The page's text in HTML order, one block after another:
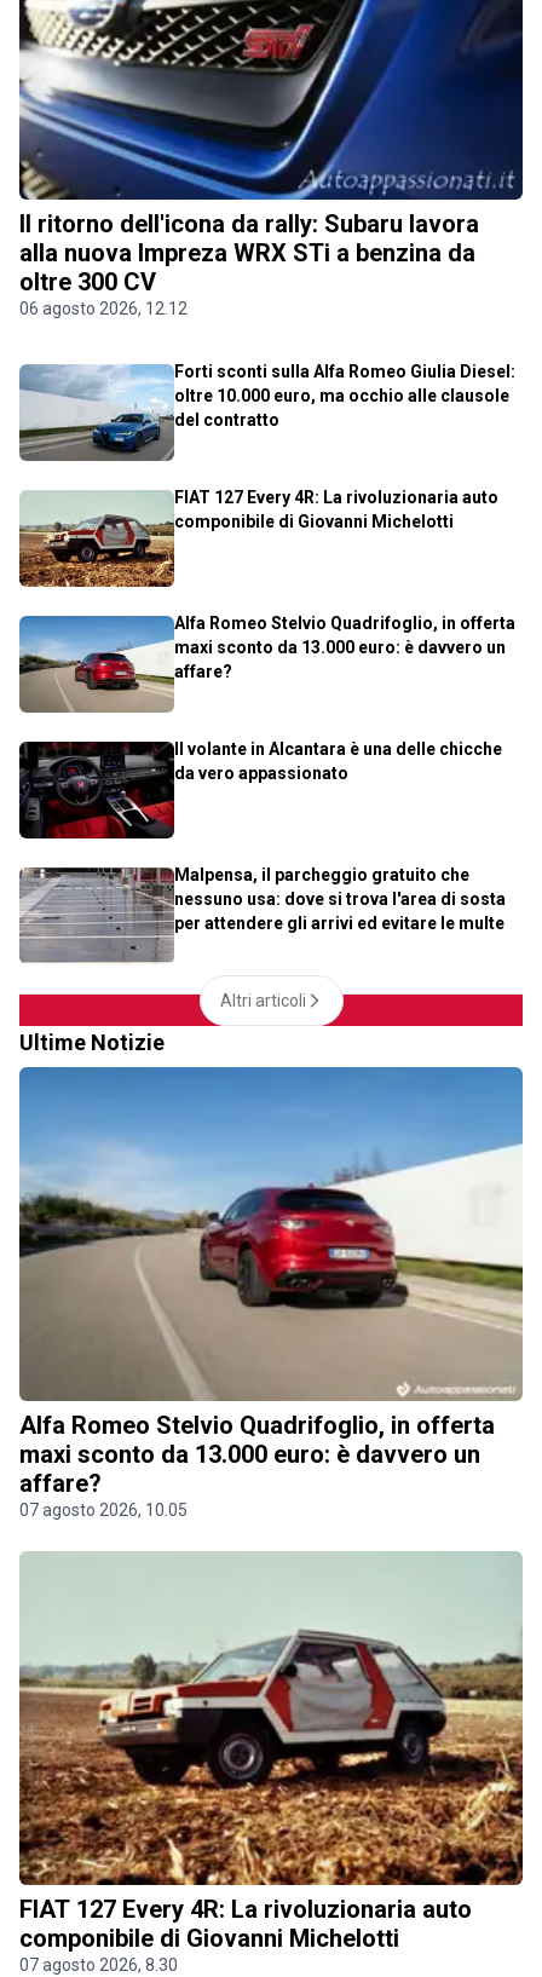
Il ritorno dell'icona da rally: Subaru lavora
alla nuova Impreza WRX STi a benzina da
oltre 300 CV
06 agosto 2026, 12.12
Forti sconti sulla Alfa Romeo Giulia Diesel:
oltre 10.000 euro, ma occhio alle clausole
del contratto
FIAT 127 Every 4R: La rivoluzionaria auto
componibile di Giovanni Michelotti
Alfa Romeo Stelvio Quadrifoglio, in offerta
maxi sconto da 13.000 euro: è davvero un
affare?
Il volante in Alcantara è una delle chicche
da vero appassionato
Malpensa, il parcheggio gratuito che
nessuno usa: dove si trova l'area di sosta
per attendere gli arrivi ed evitare le multe
Altri articoli
Ultime Notizie
Alfa Romeo Stelvio Quadrifoglio, in offerta
maxi sconto da 13.000 euro: è davvero un
affare?
07 agosto 2026, 10.05
FIAT 127 Every 4R: La rivoluzionaria auto
componibile di Giovanni Michelotti
07 agosto 2026, 8.30